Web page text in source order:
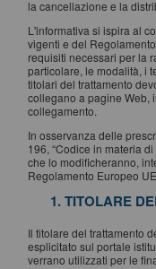
la cancellazione e la
L'informativa si ispira al
vigenti e del
requisiti necessari per la
particolare, le modalità, i
titolari del trattamento
collegano a pagine Web,
collegamento.
In osservanza delle
196, “Codice in materia
che lo modificheranno,
Regolamento Europeo
1. TITOLARE
Il titolare del trattamento
esplicitato sul portale
verrano utilizzati per le